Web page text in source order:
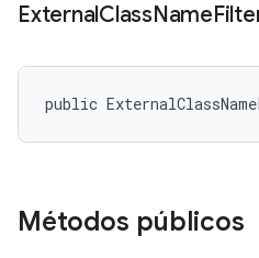
ExternalClassName
public
Métodos públicos